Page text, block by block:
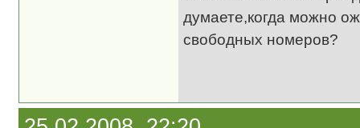
думаете,когда можно
свободных номеров?